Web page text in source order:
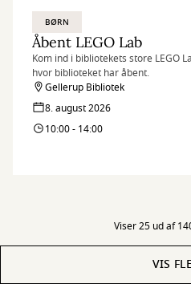
BØRN
Åbent LEGO Lab
Kom ind i bibliotekets store LEGO
hvor biblioteket har åbent.
Gellerup Bibliotek
8. august 2026
10:00 - 14:00
Viser 25 ud af
VIS